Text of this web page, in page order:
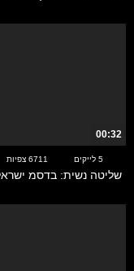
00:32
5 לייקים 6711 צפיות
שליטה נשית: בדסמ